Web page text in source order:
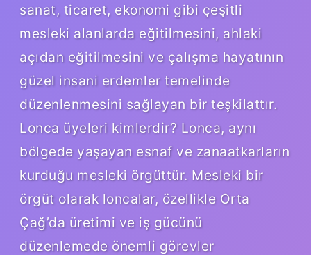
sanat, ticaret, ekonomi gibi çeşitli
mesleki alanlarda eğitilmesini, ahlaki
açıdan eğitilmesini ve çalışma hayatının
güzel insani erdemler temelinde
düzenlenmesini sağlayan bir teşkilattır.
Lonca üyeleri kimlerdir? Lonca, aynı
bölgede yaşayan esnaf ve zanaatkarların
kurduğu mesleki örgüttür. Mesleki bir
örgüt olarak loncalar, özellikle Orta
Çağ’da üretimi ve iş gücünü
düzenlemede önemli görevler